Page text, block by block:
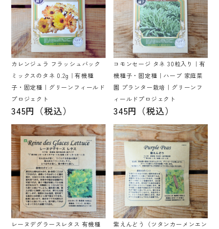
カレンジュラ フラッシュバック
ミックスのタネ 0.2g｜有機種
子・固定種｜グリーンフィールド
プロジェクト
345円（税込）
コモンセージ タネ 30粒入り｜有
機種子・固定種｜ハーブ 家庭菜
園 プランター栽培｜グリーンフ
ィールドプロジェクト
345円（税込）
レーヌデグラースレタス 有機種
紫えんどう（ツタンカーメンエン